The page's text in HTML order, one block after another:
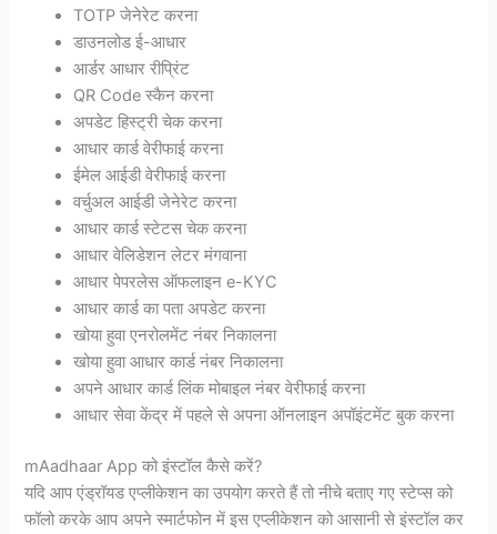
TOTP जेनेरेट करना
डाउनलोड ई-आधार
आर्डर आधार रीप्रिंट
QR Code स्कैन करना
अपडेट हिस्ट्री चेक करना
आधार कार्ड वेरीफाई करना
ईमेल आईडी वेरीफाई करना
वर्चुअल आईडी जेनेरेट करना
आधार कार्ड स्टेटस चेक करना
आधार वेलिडेशन लेटर मंगवाना
आधार पेपरलेस ऑफलाइन e-KYC
आधार कार्ड का पता अपडेट करना
खोया हुवा एनरोलमेंट नंबर निकालना
खोया हुवा आधार कार्ड नंबर निकालना
अपने आधार कार्ड लिंक मोबाइल नंबर वेरीफाई करना
आधार सेवा केंद्र में पहले से अपना ऑनलाइन अपॉइंटमेंट बुक करना
mAadhaar App को इंस्टॉल कैसे करें?
यदि आप एंड्रॉयड एप्लीकेशन का उपयोग करते हैं तो नीचे बताए गए स्टेप्स को
फॉलो करके आप अपने स्मार्टफोन में इस एप्लीकेशन को आसानी से इंस्टॉल कर